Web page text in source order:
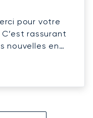
rassurant
nouvelles en
collègues se
fêtes de fin